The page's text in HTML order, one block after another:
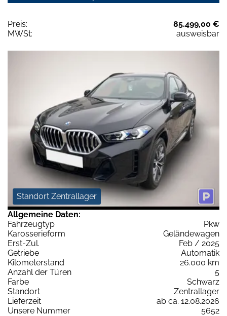
Preis:
85.499,00 €
MWSt:
ausweisbar
Standort Zentrallager
Allgemeine Daten:
Fahrzeugtyp
Pkw
Karosserieform
Geländewagen
Erst-Zul.
Feb / 2025
Getriebe
Automatik
Kilometerstand
26.000 km
Anzahl der Türen
5
Farbe
Schwarz
Standort
Zentrallager
Lieferzeit
ab ca. 12.08.2026
Unsere Nummer
5652